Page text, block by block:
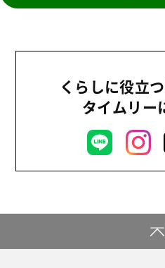
地域コミュニティ
平和と国際連帯
お米の出前授業
いなぎめぐみの里山
広報
2024年
2021年くらしに役立
タイムリー